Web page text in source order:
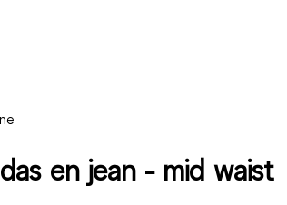
en jean - mid waist